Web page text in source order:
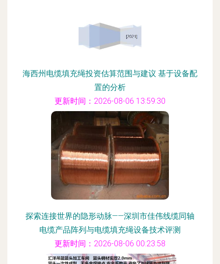
海西州电缆填充绳投资估算范围与建议 基于设备配
置的分析
更新时间：2026-08-06 13:59:30
探索连接世界的隐形动脉——深圳市佳伟线缆同轴
电缆产品阵列与电缆填充绳设备技术评测
更新时间：2026-08-06 00:23:58